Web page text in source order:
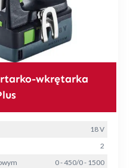
wkrętarka
18 V
2
0 - 450/0 - 1500